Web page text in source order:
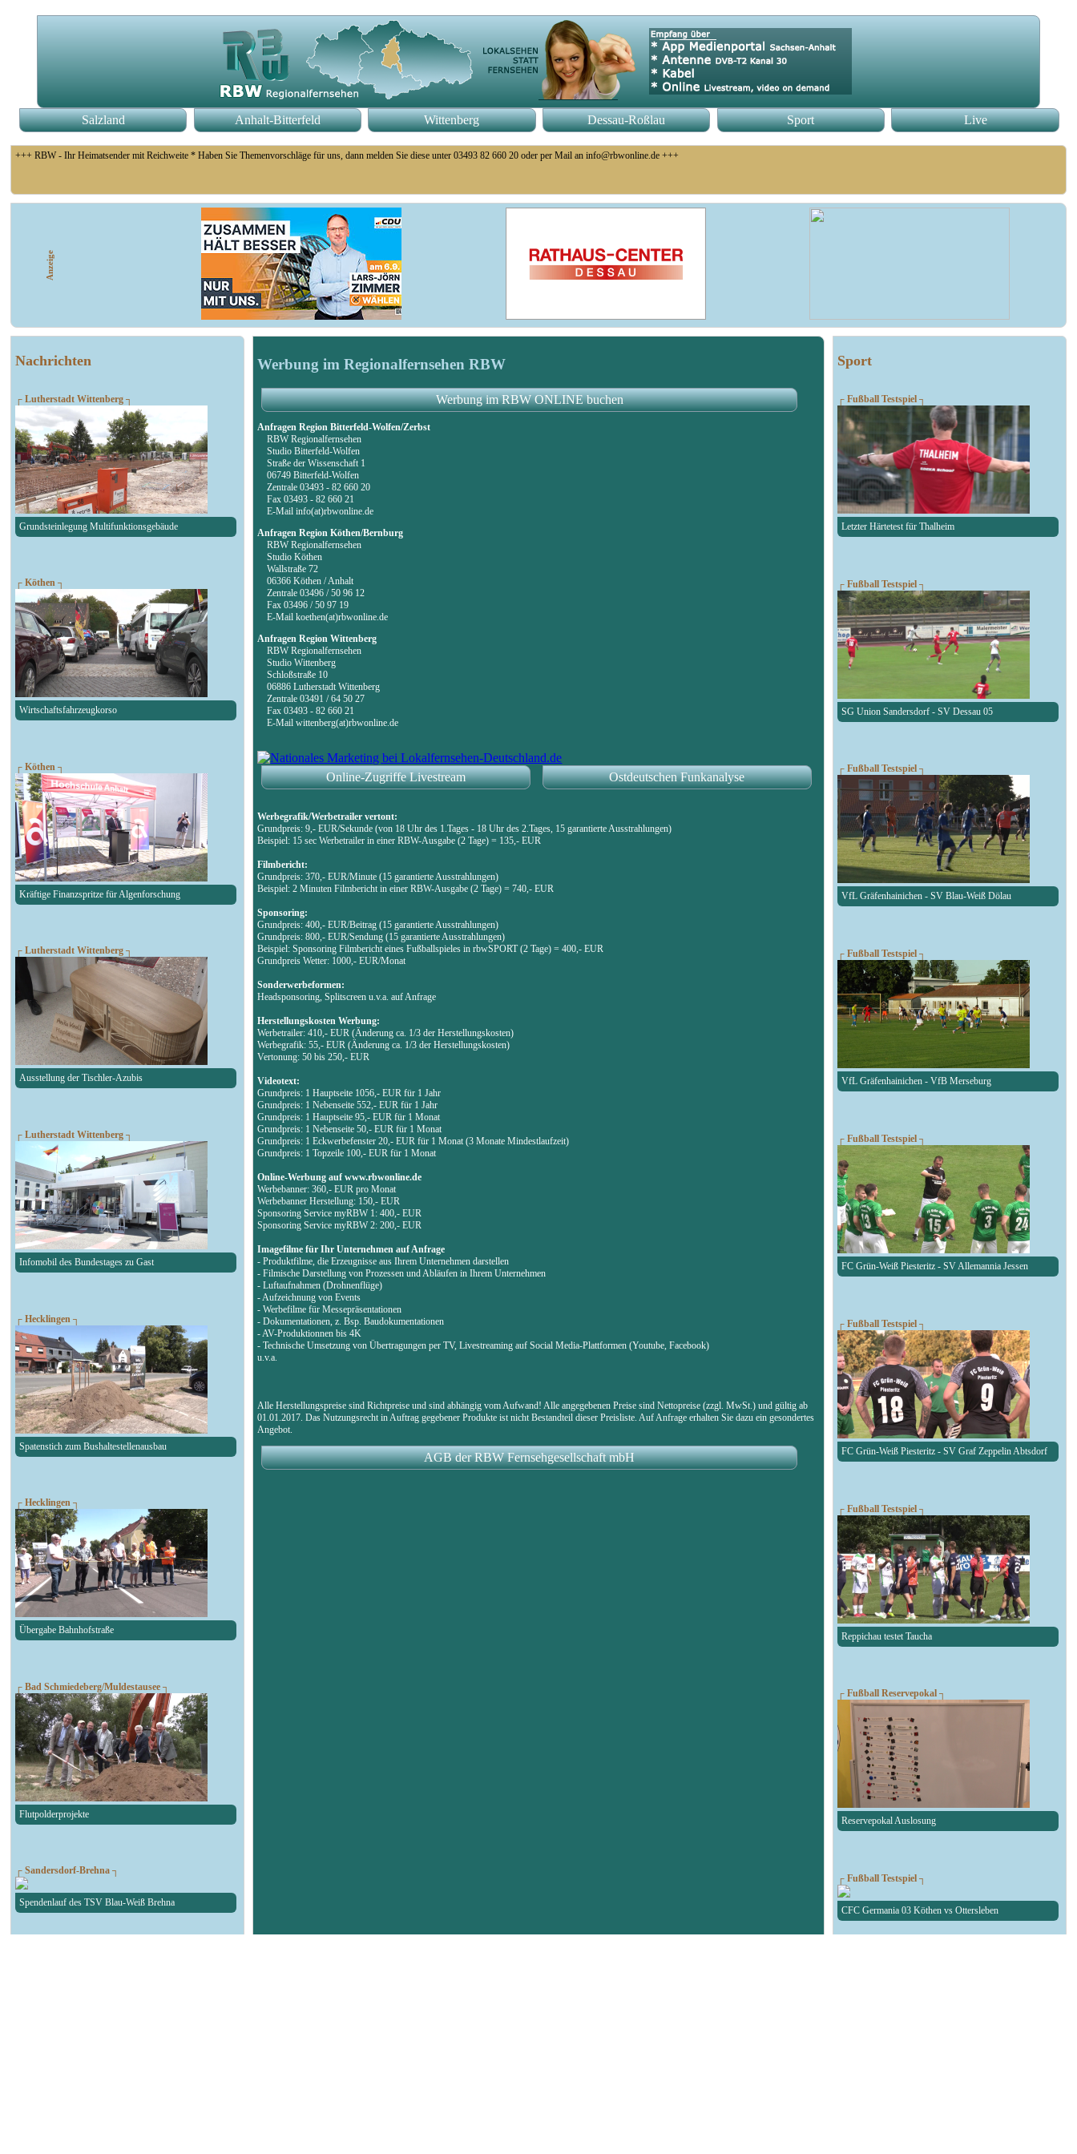
Salzland Anhalt-Bitterfeld Wittenberg Dessau-Roßlau Sport Live
+++ RBW - Ihr Heimatsender mit Reichweite * Haben Sie Themenvorschläge für uns, dann melden Sie diese unter 03493 82 660 20 oder per Mail an info@rbwonline.de +++
+++ Coswig: Die Elfähre Coswig hat wegen des geringen Wasserstands der Elbe den Betrieb eingestellt +++
Nachrichten
┌ Lutherstadt Wittenberg ┐
Grundsteinlegung Multifunktionsgebäude
┌ Köthen ┐
Wirtschaftsfahrzeugkorso
┌ Köthen ┐
Kräftige Finanzspritze für Algenforschung
┌ Lutherstadt Wittenberg ┐
Ausstellung der Tischler-Azubis
┌ Lutherstadt Wittenberg ┐
Infomobil des Bundestages zu Gast
┌ Hecklingen ┐
Spatenstich zum Bushaltestellenausbau
┌ Hecklingen ┐
Übergabe Bahnhofstraße
┌ Bad Schmiedeberg/Muldestausee ┐
Flutpolderprojekte
┌ Sandersdorf-Brehna ┐
Spendenlauf des TSV Blau-Weiß Brehna
Werbung im Regionalfernsehen RBW
Werbung im RBW ONLINE buchen
Anfragen Region Bitterfeld-Wolfen/Zerbst
RBW Regionalfernsehen
Studio Bitterfeld-Wolfen
Straße der Wissenschaft 1
06749 Bitterfeld-Wolfen
Zentrale 03493 - 82 660 20
Fax 03493 - 82 660 21
E-Mail info(at)rbwonline.de
Anfragen Region Köthen/Bernburg
RBW Regionalfernsehen
Studio Köthen
Wallstraße 72
06366 Köthen / Anhalt
Zentrale 03496 / 50 96 12
Fax 03496 / 50 97 19
E-Mail koethen(at)rbwonline.de
Anfragen Region Wittenberg
RBW Regionalfernsehen
Studio Wittenberg
Schloßstraße 10
06886 Lutherstadt Wittenberg
Zentrale 03491 / 64 50 27
Fax 03493 - 82 660 21
E-Mail wittenberg(at)rbwonline.de
Online-Zugriffe Livestream Ostdeutschen Funkanalyse
Werbegrafik/Werbetrailer vertont:
Grundpreis: 9,- EUR/Sekunde (von 18 Uhr des 1.Tages - 18 Uhr des 2.Tages, 15 garantierte Ausstrahlungen)
Beispiel: 15 sec Werbetrailer in einer RBW-Ausgabe (2 Tage) = 135,- EUR
Filmbericht:
Grundpreis: 370,- EUR/Minute (15 garantierte Ausstrahlungen)
Beispiel: 2 Minuten Filmbericht in einer RBW-Ausgabe (2 Tage) = 740,- EUR
Sponsoring:
Grundpreis: 400,- EUR/Beitrag (15 garantierte Ausstrahlungen)
Grundpreis: 800,- EUR/Sendung (15 garantierte Ausstrahlungen)
Beispiel: Sponsoring Filmbericht eines Fußballspieles in rbwSPORT (2 Tage) = 400,- EUR
Grundpreis Wetter: 1000,- EUR/Monat
Sonderwerbeformen:
Headsponsoring, Splitscreen u.v.a. auf Anfrage
Herstellungskosten Werbung:
Werbetrailer: 410,- EUR (Änderung ca. 1/3 der Herstellungskosten)
Werbegrafik: 55,- EUR (Änderung ca. 1/3 der Herstellungskosten)
Vertonung: 50 bis 250,- EUR
Videotext:
Grundpreis: 1 Hauptseite 1056,- EUR für 1 Jahr
Grundpreis: 1 Nebenseite 552,- EUR für 1 Jahr
Grundpreis: 1 Hauptseite 95,- EUR für 1 Monat
Grundpreis: 1 Nebenseite 50,- EUR für 1 Monat
Grundpreis: 1 Eckwerbefenster 20,- EUR für 1 Monat (3 Monate Mindestlaufzeit)
Grundpreis: 1 Topzeile 100,- EUR für 1 Monat
Online-Werbung auf www.rbwonline.de
Werbebanner: 360,- EUR pro Monat
Werbebanner Herstellung: 150,- EUR
Sponsoring Service myRBW 1: 400,- EUR
Sponsoring Service myRBW 2: 200,- EUR
Imagefilme für Ihr Unternehmen auf Anfrage
- Produktfilme, die Erzeugnisse aus Ihrem Unternehmen darstellen
- Filmische Darstellung von Prozessen und Abläufen in Ihrem Unternehmen
- Luftaufnahmen (Drohnenflüge)
- Aufzeichnung von Events
- Werbefilme für Messepräsentationen
- Dokumentationen, z. Bsp. Baudokumentationen
- AV-Produktionnen bis 4K
- Technische Umsetzung von Übertragungen per TV, Livestreaming auf Social Media-Plattformen (Youtube, Facebook)
u.v.a.
Alle Herstellungspreise sind Richtpreise und sind abhängig vom Aufwand! Alle angegebenen Preise sind Nettopreise (zzgl. MwSt.) und gültig ab
01.01.2017. Das Nutzungsrecht in Auftrag gegebener Produkte ist nicht Bestandteil dieser Preisliste. Auf Anfrage erhalten Sie dazu ein gesondertes
Angebot.
AGB der RBW Fernsehgesellschaft mbH
Sport
┌ Fußball Testspiel ┐
Letzter Härtetest für Thalheim
┌ Fußball Testspiel ┐
SG Union Sandersdorf - SV Dessau 05
┌ Fußball Testspiel ┐
VfL Gräfenhainichen - SV Blau-Weiß Dölau
┌ Fußball Testspiel ┐
VfL Gräfenhainichen - VfB Merseburg
┌ Fußball Testspiel ┐
FC Grün-Weiß Piesteritz - SV Allemannia Jessen
┌ Fußball Testspiel ┐
FC Grün-Weiß Piesteritz - SV Graf Zeppelin Abtsdorf
┌ Fußball Testspiel ┐
Reppichau testet Taucha
┌ Fußball Reservepokal ┐
Reservepokal Auslosung
┌ Fußball Testspiel ┐
CFC Germania 03 Köthen vs Ottersleben
Anzeige